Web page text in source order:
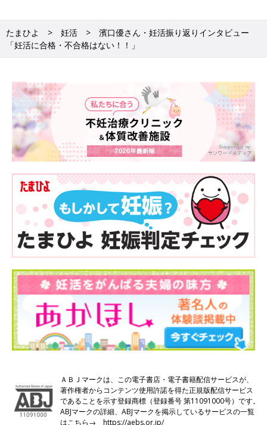
たまひよ 妊活
濱口優さん・妊活振り返りインタビュー
「妊活に合格・不合格はない！！」
ＡＢＪマークは、この電子書店・電子書籍配信サービスが、
著作権者からコンテンツ使用許諾を得た正規版配信サービス
であることを示す登録商標（登録番号 第11091000号）です。
ABJマークの詳細、ABJマークを掲示しているサービスの一覧
はこちら→https://aebs.or.jp/